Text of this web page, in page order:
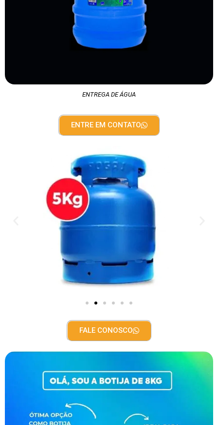
ENTREGA DE ÁGUA
ENTRE EM CONTATO
FALE CONOSCO